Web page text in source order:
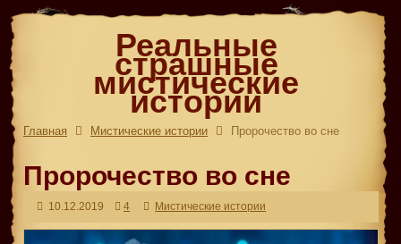
Реальные
страшные
мистические
истории
Главная Мистические истории Пророчество во сне
Пророчество во сне
10.12.2019 4 Мистические истории